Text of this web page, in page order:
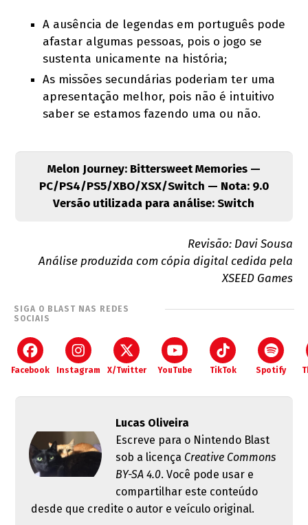
A ausência de legendas em português pode
afastar algumas pessoas, pois o jogo se
sustenta unicamente na história;
As missões secundárias poderiam ter uma
apresentação melhor, pois não é intuitivo
saber se estamos fazendo uma ou não.
Melon Journey: Bittersweet Memories —
PC/PS4/PS5/XBO/XSX/Switch — Nota: 9.0
Versão utilizada para análise: Switch
Revisão: Davi Sousa
Análise produzida com cópia digital cedida pela
XSEED Games
SIGA O BLAST NAS REDES
SOCIAIS
Facebook Instagram X/Twitter YouTube TikTok Spotify
Lucas Oliveira
Escreve para o Nintendo Blast
sob a licença Creative Commons
BY-SA 4.0. Você pode usar e
compartilhar este conteúdo
desde que credite o autor e veículo original.